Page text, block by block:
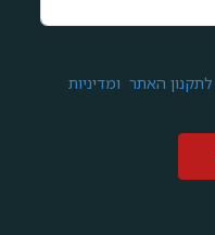
לתקנון האתר ומדיניות